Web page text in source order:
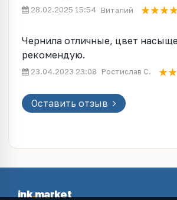
28.02.2025 15:54 Виталий
Чернила отличные, цвет
рекомендую.
23.04.2023 23:08 Ростислав С.
Оставить отзыв
ink.market